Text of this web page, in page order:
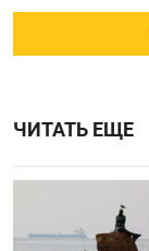
ЧИТАТЬ ЕЩЕ